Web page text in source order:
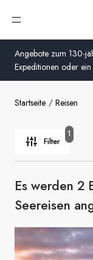
Angebote zum 130-
Expeditionen oder
Menü öffnen
Australien
USA
Global
Startseite Reisen
Filter
1
Es werden 2
Seereisen